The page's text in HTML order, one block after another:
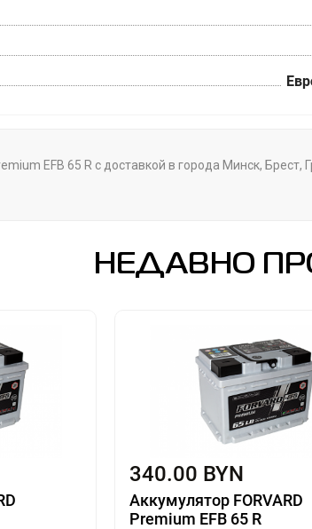
EFB 65 R с доставкой в города Минск,
НЕДАВНО
340.00 BYN
Аккумулятор FORVARD
Premium EFB 65 R